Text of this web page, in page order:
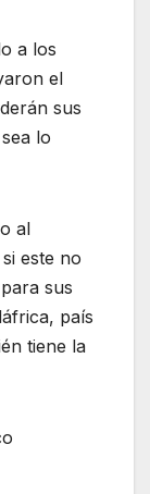
a los
el
sus
lo
al
este no
sus
país
tiene la